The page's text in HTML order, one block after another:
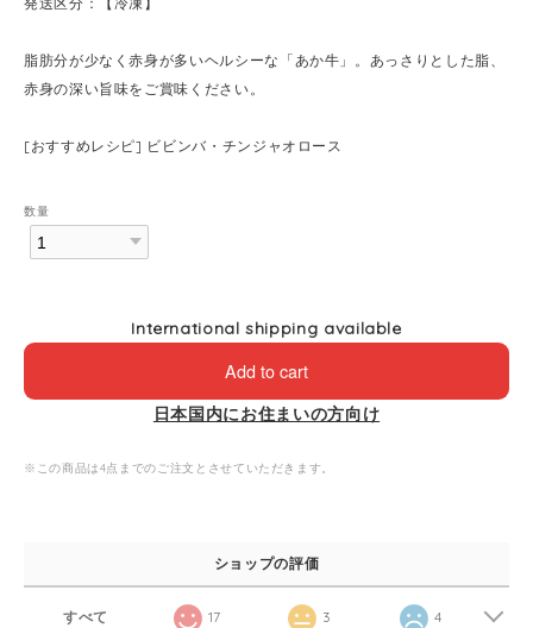
脂肪分が少なく赤身が多いヘルシーな「あか牛」。あっさりとした脂、
赤身の深い旨味をご賞味ください。
[おすすめレシピ] ビビンバ・チンジャオロース
数量
International shipping available
Add to cart
日本国内にお住まいの方向け
※この商品は4点までのご注文とさせていただきます。
ショップの評価
すべて 17 3 4